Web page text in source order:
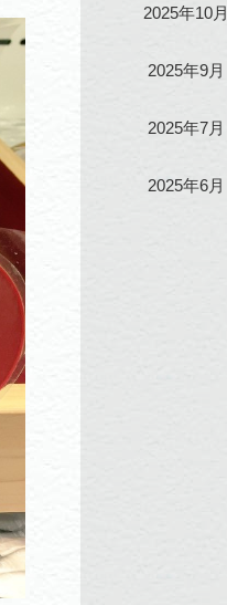
2025年10月
2025年9月
2025年7月
2025年6月